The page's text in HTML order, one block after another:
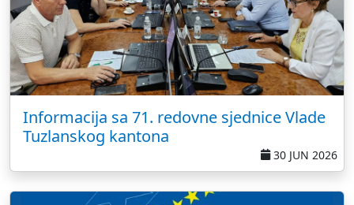
Informacija sa 71. redovne sjednice Vlade
Tuzlanskog kantona
30 JUN 2026